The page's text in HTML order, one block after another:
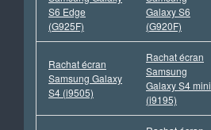
S6 Edge
(G925F)
Galaxy S6
(G920F)
Rachat écran
Samsung Galaxy
S4 (i9505)
Rachat écran
Samsung
Galaxy S4 mini
(i9195)